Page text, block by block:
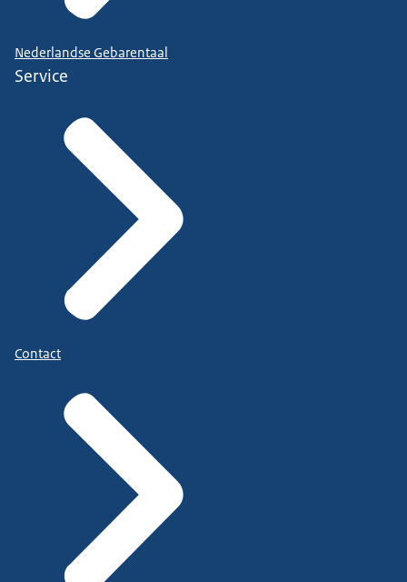
Nederlandse Gebarentaal
Service
Contact